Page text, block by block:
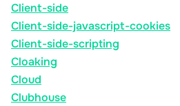
Client-side
Client-side-javascript-cookies
Client-side-scripting
Cloaking
Cloud
Clubhouse